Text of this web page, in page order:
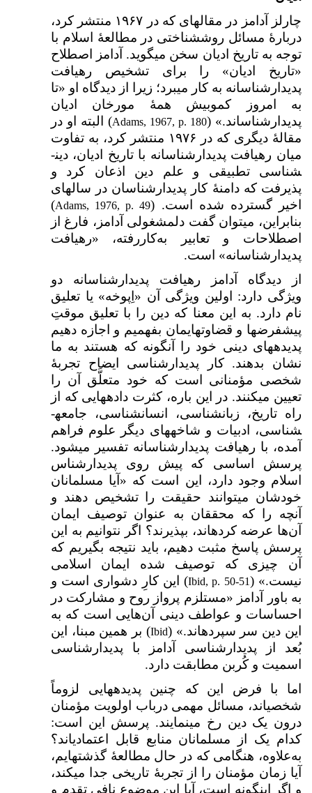
چارلز آدامز در مقاله­ای که در ۱۹۶۷ منتشر کرد،
دربارهٔ مسائل روش­شناختی در مطالعۀ اسلام با
توجه به تاریخ ادیان سخن می­گوید. آدامز اصطلاح
«تاریخ ادیان» را برای تشخیص رهیافت
پدیدارشناسانه به کار می­برد؛ زیرا از دیدگاه او «تا
به امروز کم­وبیش همۀ مورخان ادیان
پدیدارشناس­اند.» (Adams, 1967, p. 180) البته او در
مقالۀ دیگری که در ۱۹۷۶ منتشر کرد، به تفاوت
میان رهیافت پدیدارشناسانه با تاریخ ادیان، دین­
شناسی تطبیقی و علم دین اذعان کرد و
پذیرفت که دامنۀ کار پدیدارشناسان در سال­های
اخیر گسترده شده است. (Adams, 1976, p. 49
)
بنابراین، می­توان گفت دل­مشغولی آدامز، فارغ از
اصطلاحات و تعابیر به‌کاررفته، «رهیافت
پدیدارشناسانه» است.
از دیدگاه آدامز رهیافت پدیدارشناسانه دو
ویژگی دارد: اولین ویژگی آن «اِپوخه» یا تعلیق
نام دارد. به این معنا که دین را با تعلیق موقتِ
پیش­فرض­ها و قضاوت­های­مان بفهمیم و اجازه دهیم
پدیده­های دینی خود را آن­گونه که هستند به ما
نشان بدهند. کار پدیدارشناسی ایضاح تجربۀ
شخصی مؤمنانی است که خود متعلَّق آن را
تعیین می­کنند. در این باره، کثرت داده­هایی که از
راه تاریخ، زبان­شناسی، انسان­شناسی، جامعه­
شناسی، ادبیات و شاخه­های دیگر علوم فراهم
آمده، با رهیافت پدیدارشناسانه تفسیر می­شود.
پرسش اساسی که پیش روی پدیدارشناس
اسلام وجود دارد، این است که «آیا مسلمانان
خودشان می­توانند حقیقت را تشخیص دهند و
آنچه را که محققان به عنوان توصیف ایمان
آن‌ها عرضه کرده­اند، بپذیرند؟ اگر نتوانیم به این
پرسش پاسخ مثبت دهیم، باید نتیجه بگیریم که
آن چیزی که توصیف شده ایمان اسلامی
نیست.» (Ibid, p. 50-51) این کارِ دشواری است و
به باور آدامز «مستلزم پرواز روح و مشارکت در
احساسات و عواطف دینی آن‌هایی است که به
این دین سر سپرده­اند.» (Ibid) بر همین مبنا، این
بُعد از پدیدارشناسی آدامز با پدیدارشناسی
اسمیت و کُربن مطابقت دارد.
اما با فرض این که چنین پدیده­هایی لزوماً
شخصی­اند، مسائل مهمی درباب اولویت مؤمنان
درون یک دین رخ می­نمایند. پرسش این است:
کدام یک از مسلمانان منابع قابل اعتمادی­اند؟
به‌علاوه، هنگامی که در حال مطالعۀ گذشته­ایم،
آیا زمان مؤمنان را از تجربۀ تاریخی جدا می­کند،
و اگر این­گونه است، آیا این موضوع نافی تقدم و